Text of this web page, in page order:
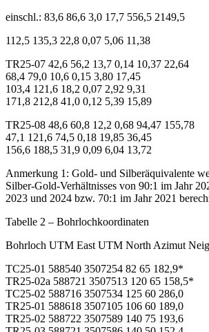
einschl.: 83,6 86,6 3,0 17,7 556,5 2149,5
112,5 135,3 22,8 0,07 5,06 11,38
TR25-07 42,6 56,2 13,7 0,14 10,37 22,64
68,4 79,0 10,6 0,15 3,80 17,45
103,4 121,6 18,2 0,07 2,92 9,31
171,8 212,8 41,0 0,12 5,39 15,89
TR25-08 48,6 60,8 12,2 0,68 94,47 155,78
47,1 121,6 74,5 0,18 19,85 36,45
156,6 188,5 31,9 0,09 6,04 13,72
Anmerkung 1: Gold- und Silberäquivalente
Silber-Gold-Verhältnisses von 90:1 im Jahr
2023 und 2024 bzw. 70:1 im Jahr 2021
Tabelle 2 – Bohrlochkoordinaten
Bohrloch UTM East UTM North Azimut
TC25-01 588540 3507254 82 65 182,9*
TR25-02a 588721 3507513 120 65 158,5*
TC25-02 588716 3507534 125 60 286,0
TR25-01 588618 3507105 106 60 189,0
TR25-02 588722 3507589 140 75 193,6